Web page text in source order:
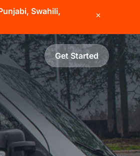
Swahili,
Get Started